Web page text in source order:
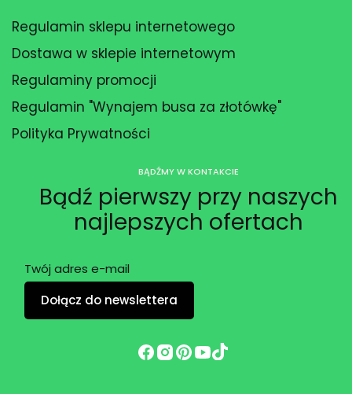
Regulamin sklepu internetowego
Dostawa w sklepie internetowym
Regulaminy promocji
Regulamin "Wynajem busa za złotówkę"
Polityka Prywatności
BĄDŹMY W KONTAKCIE
Bądź pierwszy przy naszych
najlepszych ofertach
Twój adres e-mail
Dołącz do newslettera